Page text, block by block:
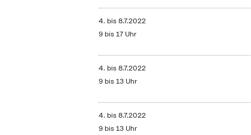
4. bis8.7.2022
9 bis 17 Uhr
4. bis8.7.2022
9 bis 13 Uhr
4. bis8.7.2022
9 bis 13 Uhr